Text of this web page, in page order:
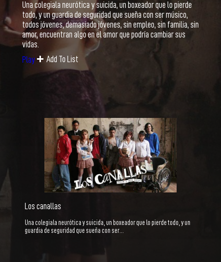
Una colegiala neurótica y suicida, un boxeador que lo pierde
todo, y un guardia de seguridad que sueña con ser músico,
todos jóvenes, demasiado jóvenes, sin empleo, sin familia, sin
amor, encuentran algo en el amor que podría cambiar sus
vidas.
Play
Add To List
Los canallas
Una colegiala neurótica y suicida, un boxeador que lo pierde todo, y un
guardia de seguridad que sueña con ser…